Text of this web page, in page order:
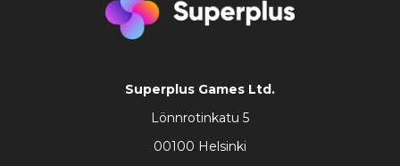
Superplus Games Ltd.
Lönnrotinkatu 5
00100 Helsinki